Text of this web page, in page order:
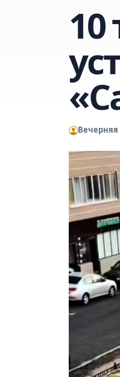
10
Вечерняя